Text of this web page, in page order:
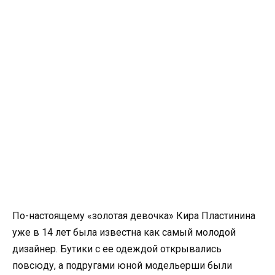
По-настоящему «золотая девочка» Кира Пластинина
уже в 14 лет была известна как самый молодой
дизайнер. Бутики с ее одеждой открывались
повсюду, а подругами юной модельерши были